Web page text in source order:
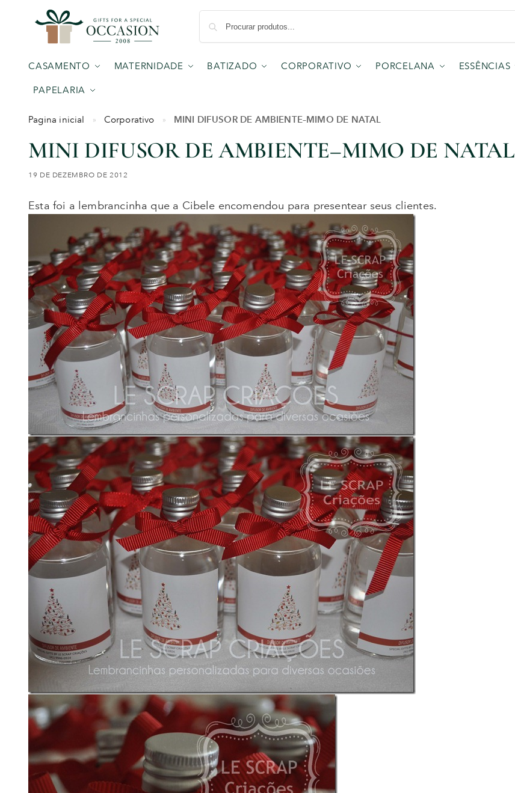
CASAMENTO MATERNIDADE BATIZADO CORPORATIVO PORCELANA ESSÊNCIAS
PAPELARIA
Pagina inicial » Corporativo » MINI DIFUSOR DE AMBIENTE–MIMO DE NATAL
MINI DIFUSOR DE AMBIENTE–MIMO DE NATAL
19 DE DEZEMBRO DE 2012
Esta foi a lembrancinha que a Cibele encomendou para presentear seus clientes.